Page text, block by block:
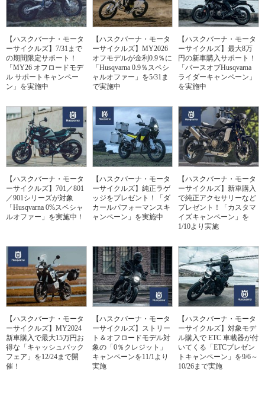
【ハスクバーナ・モータ
ーサイクルズ】7/31まで
の期間限定サポート！
「MY26 オフロードモデ
ル サポートキャンペー
ン」を実施中
【ハスクバーナ・モータ
ーサイクルズ】MY2026
オフモデルが金利0.9％に
「Husqvarna 0.9％スペシ
ャルオファー」を5/31ま
で実施中
【ハスクバーナ・モータ
ーサイクルズ】最大8万
円の新車購入サポート！
「バースオブHusqvarna
ライダーキャンペーン」
を実施中
【ハスクバーナ・モータ
ーサイクルズ】701／801
／901シリーズが対象
「Husqvarna 0%スペシャ
ルオファー」を実施中！
【ハスクバーナ・モータ
ーサイクルズ】純正ラゲ
ッジをプレゼント！「ダ
カールパフォーマンスキ
ャンペーン」を実施中
【ハスクバーナ・モータ
ーサイクルズ】新車購入
で純正アクセサリーなど
プレゼント！「カスタマ
イズキャンペーン」を
1/10より実施
【ハスクバーナ・モータ
ーサイクルズ】MY2024
新車購入で最大15万円お
得な「キャッシュバック
フェア」を12/24まで開
催！
【ハスクバーナ・モータ
ーサイクルズ】ストリー
ト＆オフロードモデル対
象の「0％クレジット」
キャンペーンを11/1より
実施
【ハスクバーナ・モータ
ーサイクルズ】対象モデ
ル購入で ETC 車載器が付
いてくる「ETCプレゼン
トキャンペーン」を9/6～
10/26まで実施